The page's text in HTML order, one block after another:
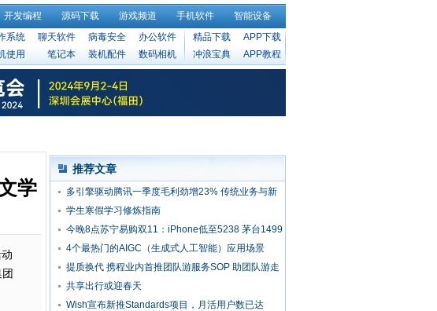
开发编程 源码下载 游戏频道 手机软件
智能设备
系统 聊天软件 病毒安全
办公软件
使用 笔记本 装机配件 数码相机
精品下载
APP下载
冲浪宝典
APP教程
学
推荐文章
多引擎驱动腾讯一季度毛利劲增23% 传统业务与新
芽业务齐发力
学生寒假学习修炼指南
今晚8点苏宁易购双11：iPhone低至5238 茅台1499
4个最热门的AIGC（生成式人工智能）应用场景
提质换代 携程业内首推团队游服务SOP 助团队游走
入正向发展
共享出行或迎春天
Wish宣布新推Standards项目，月活用户数已达